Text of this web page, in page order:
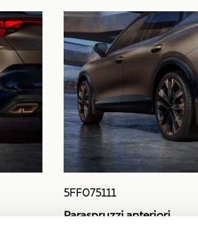
5FF075111
Paraspruzzi anteriori